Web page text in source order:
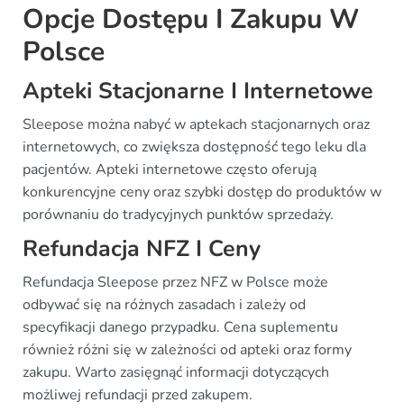
Opcje Dostępu I Zakupu W
Polsce
Apteki Stacjonarne I Internetowe
Sleepose można nabyć w aptekach stacjonarnych oraz
internetowych, co zwiększa dostępność tego leku dla
pacjentów. Apteki internetowe często oferują
konkurencyjne ceny oraz szybki dostęp do produktów w
porównaniu do tradycyjnych punktów sprzedaży.
Refundacja NFZ I Ceny
Refundacja Sleepose przez NFZ w Polsce może
odbywać się na różnych zasadach i zależy od
specyfikacji danego przypadku. Cena suplementu
również różni się w zależności od apteki oraz formy
zakupu. Warto zasięgnąć informacji dotyczących
możliwej refundacji przed zakupem.